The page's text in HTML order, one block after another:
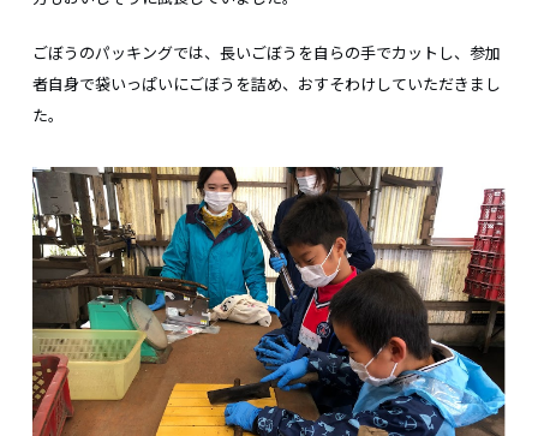
ごぼうのパッキングでは、長いごぼうを自らの手でカットし、参加
者自身で袋いっぱいにごぼうを詰め、おすそわけしていただきまし
た。